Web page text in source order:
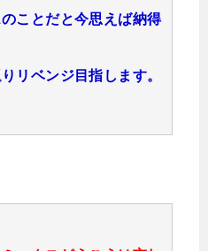
ことだと今思えば納得
リベンジ目指します。